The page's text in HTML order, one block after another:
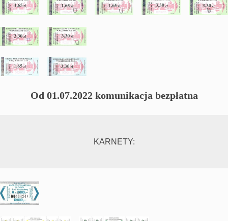
Od 01.07.2022 komunikacja bezpłatna
KARNETY: